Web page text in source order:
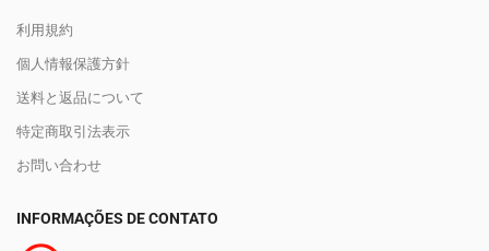
利用規約
個人情報保護方針
送料と返品について
特定商取引法表示
お問い合わせ
INFORMAÇÕES DE CONTATO